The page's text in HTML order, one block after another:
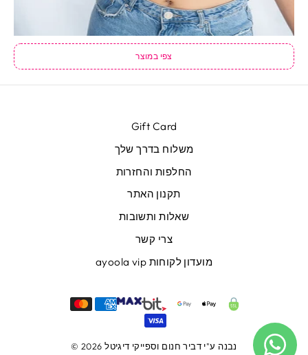
צפי במוצר
Gift Card
משלוח בדרך שלך
החלפות והחזרות
תקנון האתר
שאלות ותשובות
צרי קשר
מועדון לקוחות ayoola vip
© 2026 נבנה ע"י דביר חנום וספייקי דיגיטל